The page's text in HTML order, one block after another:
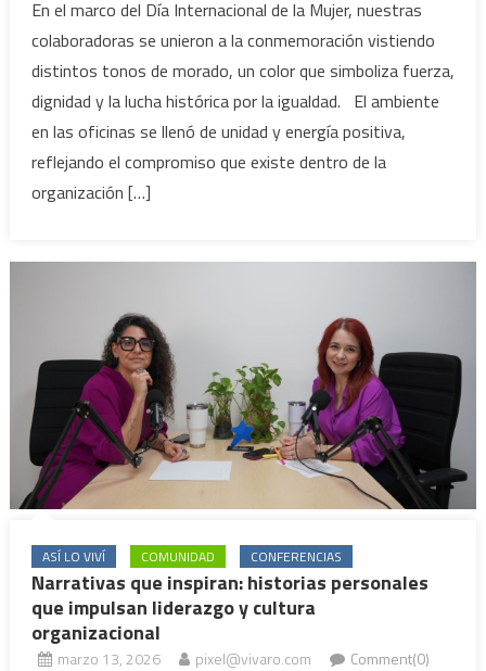
En el marco del Día Internacional de la Mujer, nuestras
colaboradoras se unieron a la conmemoración vistiendo
distintos tonos de morado, un color que simboliza fuerza,
dignidad y la lucha histórica por la igualdad. El ambiente
en las oficinas se llenó de unidad y energía positiva,
reflejando el compromiso que existe dentro de la
organización […]
ASÍ LO VIVÍ COMUNIDAD CONFERENCIAS
Narrativas que inspiran: historias personales
que impulsan liderazgo y cultura
organizacional
marzo 13, 2026 pixel@vivaro.com Comment(0)